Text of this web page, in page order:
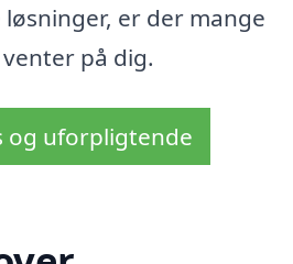
er der mange
på dig.
og uforpligtende